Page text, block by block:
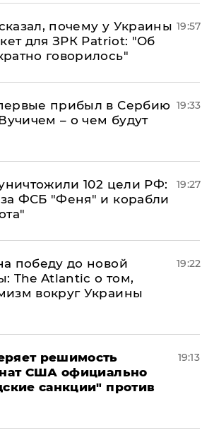
почему у Украины
для ЗРК Patriot: "Об
говорилось"
19:57
прибыл в Сербию
– о чем будут
19:33
102 цели РФ:
ФСБ "Феня" и корабли
19:27
победу до новой
The Atlantic о том,
вокруг Украины
19:22
решимость
США официально
санкции" против
19:13